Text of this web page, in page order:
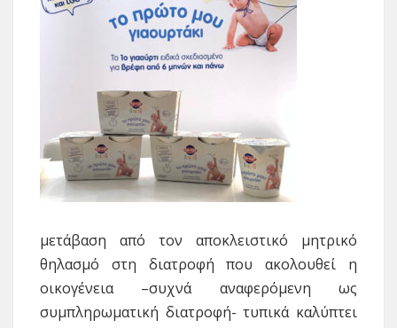
μετάβαση από τον αποκλειστικό μητρικό
θηλασμό στη διατροφή που ακολουθεί η
οικογένεια –συχνά αναφερόμενη ως
συμπληρωματική διατροφή- τυπικά καλύπτει